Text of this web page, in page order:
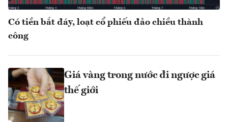
Có tiền bắt đáy, loạt cổ phiếu đảo chiều thành
công
Giá vàng trong nước đi ngược giá
thế giới